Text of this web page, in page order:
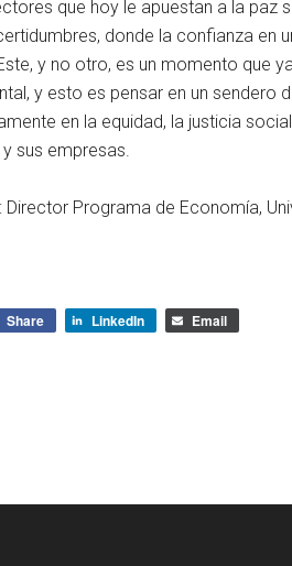
que hoy le apuestan a la paz
donde la confianza en
y no otro, es un momento que
y esto es pensar en un sendero
en la equidad, la justicia
sus empresas.
: Director Programa de Economía,
Share LinkedIn Email